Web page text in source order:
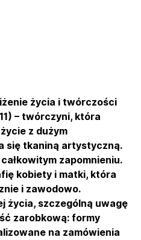
życia i twórczości
– twórczyni, która
z dużym
się tkaniną artystyczną.
zapomnieniu.
kobiety i matki, która
i zawodowo.
życia, szczególną uwagę
zarobkową: formy
na zamówienia